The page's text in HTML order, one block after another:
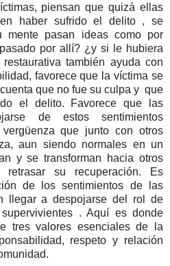
piensan que quizá ellas
en haber sufrido el delito , se
mente pasan ideas como por
por allí? ¿y si le hubiera
también ayuda con
favorece que la víctima se
que no fue su culpa y que
el delito. Favorece que las
de estos sentimientos
que junto con otros
aun siendo normales en un
y se transforman hacia otros
su recuperación. Es
de los sentimientos de las
llegar a despojarse del rol de
. Aquí es donde
tres valores esenciales de la
respeto y relación